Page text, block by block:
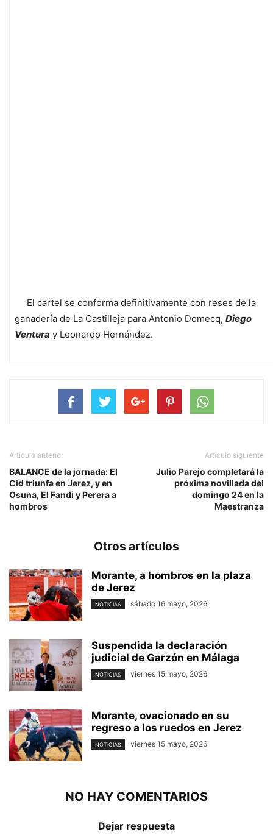
El cartel se conforma definitivamente con reses de la
ganadería de La Castilleja para Antonio Domecq, Diego
Ventura y Leonardo Hernández.
Artículo anterior
BALANCE de la jornada: El
Cid triunfa en Jerez, y en
Osuna, El Fandi y Perera a
hombros
Artículo siguiente
Julio Parejo completará la
próxima novillada del
domingo 24 en la
Maestranza
Otros artículos
Morante, a hombros en la plaza
de Jerez
NOTICIAS sábado 16 mayo, 2026
Suspendida la declaración
judicial de Garzón en Málaga
NOTICIAS viernes 15 mayo, 2026
Morante, ovacionado en su
regreso a los ruedos en Jerez
NOTICIAS viernes 15 mayo, 2026
NO HAY COMENTARIOS
Dejar respuesta